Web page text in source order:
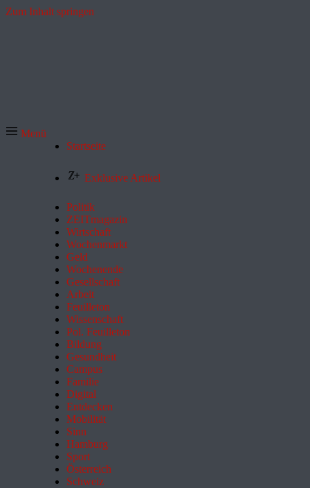
Zum Inhalt springen
Menü
Startseite
Exklusive Artikel
Politik
ZEITmagazin
Wirtschaft
Wochenmarkt
Geld
Wochenende
Gesellschaft
Arbeit
Feuilleton
Wissenschaft
Pol. Feuilleton
Bildung
Gesundheit
Campus
Familie
Digital
Entdecken
Mobilität
Sinn
Hamburg
Sport
Österreich
Schweiz